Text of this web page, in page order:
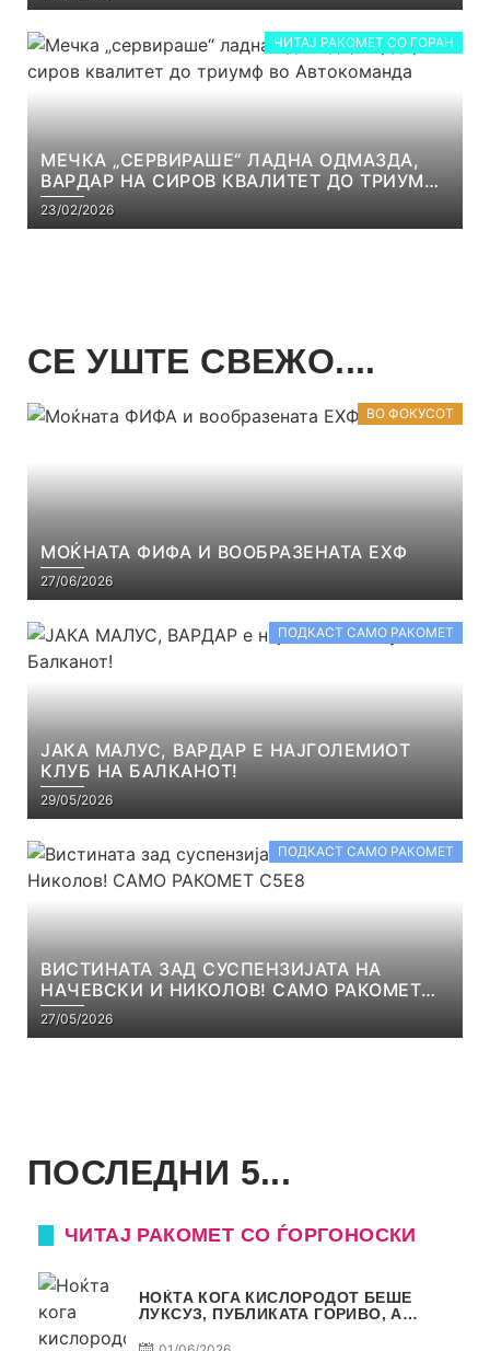
ЧИТАЈ РАКОМЕТ СО ГОРАН
МЕЧКА „СЕРВИРАШЕ“ ЛАДНА ОДМАЗДА,
ВАРДАР НА СИРОВ КВАЛИТЕТ ДО ТРИУМФ
ВО АВТОКОМАНДА
23/02/2026
СЕ УШТЕ СВЕЖО....
ВО ФОКУСОТ
МОЌНАТА ФИФА И ВООБРАЗЕНАТА ЕХФ
27/06/2026
ПОДКАСТ САМО РАКОМЕТ
ЈАКА МАЛУС, ВАРДАР Е НАЈГОЛЕМИОТ
КЛУБ НА БАЛКАНОТ!
29/05/2026
ПОДКАСТ САМО РАКОМЕТ
ВИСТИНАТА ЗАД СУСПЕНЗИЈАТА НА
НАЧЕВСКИ И НИКОЛОВ! САМО РАКОМЕТ
С5Е8
27/05/2026
ПОСЛЕДНИ 5...
ЧИТАЈ РАКОМЕТ СО ЃОРГОНОСКИ
НОЌТА КОГА КИСЛОРОДОТ БЕШЕ
ЛУКСУЗ, ПУБЛИКАТА ГОРИВО, А